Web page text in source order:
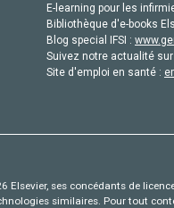
E-learning pour les
Bibliothèque d'e-books
Blog special IFSI :
Suivez notre actualité
Site d'emploi en santé :
Elsevier, ses concédants de
similaires. Pour tout